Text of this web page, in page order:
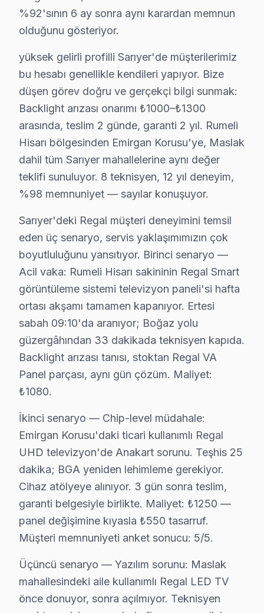
Büyükdere, tarihi binaları ile modern yaşamın iç içe
Çamlıtepe'de Regal TV Servisi
Çamlıtepe, sakin bir yaşam sunan bir mahalle. Regal
Çayırbaşı'nda Regal TV Servisi
Çayırbaşı, hem eski hem yeni yapıları bir araya
Cumhuriyet'te Regal TV Servisi
Cumhuriyet Mahallesi, modern ve eski yapıları bir
Darüşşafaka'da Regal TV Servisi
Demirciköy'de Regal TV Servisi
Demirciköy, sessizliği ve doğasıyla bilinen bir
Emirgan'da Regal TV Servisi
Emirgan, tarihi dokusu ile birlikte, arıza bildirimi
Fatih Sultan Mehmet'te Regal TV Servisi
Fatih Sultan Mehmet Mahallesi, çeşitli yapıların
Ferahevler'de Regal TV Servisi
Ferahevler, sakin bir mahalle olarak dikkat çekerken,
Garipçe'de Regal TV Servisi
Garipçe, güzel manzaralarıyla bilinen bir mahalle.
Gümüşdere'de Regal TV Servisi
Gümüşdere, sakin bir yaşam sunan gözde bir
Huzur'da Regal TV Servisi
Huzur Mahallesi, adını fazlasıyla hak eden sakin bir
İstinye'de Regal TV Servisi
İstinye, tarihi ve doğal güzellikleriyle öne çıkan bir
%92'sının 6 ay sonra aynı karardan memnun
olduğunu gösteriyor.
yüksek gelirli profilli Sarıyer'de müşterilerimiz
bu hesabı genellikle kendileri yapıyor. Bize
düşen görev doğru ve gerçekçi bilgi sunmak:
Backlight arızası onarımı ₺1000–₺1300
arasında, teslim 2 günde, garanti 2 yıl. Rumeli
Hisarı bölgesinden Emirgan Korusu'ye, Maslak
dahil tüm Sarıyer mahallelerine aynı değer
teklifi sunuluyor. 8 teknisyen, 12 yıl deneyim,
%98 memnuniyet — sayılar konuşuyor.
Sarıyer'deki Regal müşteri deneyimini temsil
eden üç senaryo, servis yaklaşımımızın çok
boyutluluğunu yansıtıyor. Birinci senaryo —
Acil vaka: Rumeli Hisarı sakininin Regal Smart
görüntüleme sistemi televizyon paneli'si hafta
ortası akşamı tamamen kapanıyor. Ertesi
sabah 09:10'da aranıyor; Boğaz yolu
güzergâhından 33 dakikada teknisyen kapıda.
Backlight arızası tanısı, stoktan Regal VA
Panel parçası, aynı gün çözüm. Maliyet:
₺1080.
İkinci senaryo — Chip-level müdahale:
Emirgan Korusu'daki ticari kullanımlı Regal
UHD televizyon'de Anakart sorunu. Teşhis 25
dakika; BGA yeniden lehimleme gerekiyor.
Cihaz atölyeye alınıyor. 3 gün sonra teslim,
garanti belgesiyle birlikte. Maliyet: ₺1250 —
panel değişimine kıyasla ₺550 tasarruf.
Müşteri memnuniyeti anket sonucu: 5/5.
Üçüncü senaryo — Yazılım sorunu: Maslak
mahallesindeki aile kullanımlı Regal LED TV
önce donuyor, sonra açılmıyor. Teknisyen